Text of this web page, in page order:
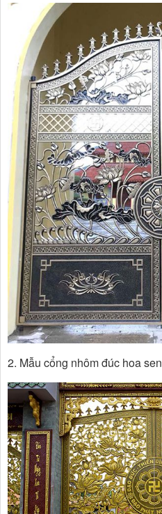
2. Mẫu cổng nhôm đúc hoa sen